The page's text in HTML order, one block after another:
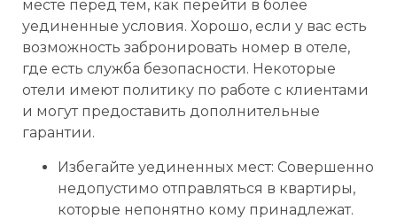
месте перед тем, как перейти в более
уединенные условия. Хорошо, если у вас есть
возможность забронировать номер в отеле,
где есть служба безопасности. Некоторые
отели имеют политику по работе с клиентами
и могут предоставить дополнительные
гарантии.
Избегайте уединенных мест: Совершенно
недопустимо отправляться в квартиры,
которые непонятно кому принадлежат.